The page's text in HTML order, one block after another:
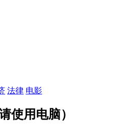
法律 电影
使用电脑）